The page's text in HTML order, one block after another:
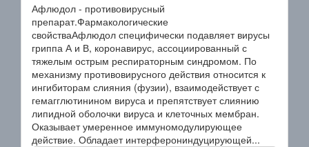
Афлюдол - противовирусный
препарат.Фармакологические
свойстваАфлюдол специфически подавляет вирусы
гриппа А и В, коронавирус, ассоциированный с
тяжелым острым респираторным синдромом. По
механизму противовирусного действия относится к
ингибиторам слияния (фузии), взаимодействует с
гемагглютинином вируса и препятствует слиянию
липидной оболочки вируса и клеточных мембран.
Оказывает умеренное иммуномодулирующее
действие. Обладает интерферониндуцирующей...